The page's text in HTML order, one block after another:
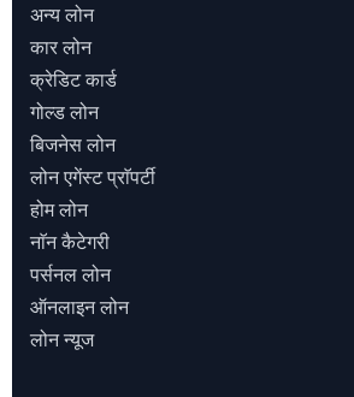
अन्य लोन
कार लोन
क्रेडिट कार्ड
गोल्ड लोन
बिजनेस लोन
लोन एगेंस्ट प्राॅपर्टी
होम लोन
नाॅन कैटेगरी
पर्सनल लोन
ऑनलाइन लोन
लोन न्यूज